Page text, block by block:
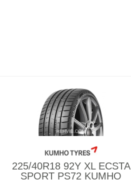
225/40R18 92Y XL ECSTA
SPORT PS72 KUMHO